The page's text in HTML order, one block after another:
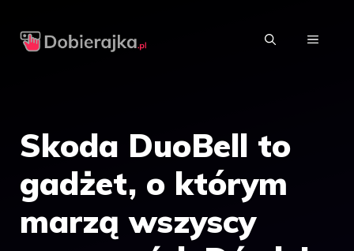
MENU
Skoda DuoBell to
gadżet, o którym
marzą wszyscy